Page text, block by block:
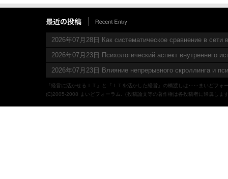
2026年07月28日 Как систематическое сравнение в сети
2026年07月23日 Психологический аспект внутреннего
2026年07月23日 Влияние непрерывного скроллинга и
『経営に活かせるＩＴ』と『ＩＴを活かした経営』の橋渡しは‥‥まいどフォ
(C)2005-2008 まいどフォーラム.（投稿論文等の著作権は各投稿者に帰属しま